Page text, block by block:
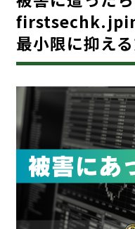
最小限に抑え